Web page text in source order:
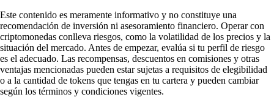
Este contenido es meramente informativo y no constituye una
recomendación de inversión ni asesoramiento financiero. Operar con
criptomonedas conlleva riesgos, como la volatilidad de los precios y la
situación del mercado. Antes de empezar, evalúa si tu perfil de riesgo
es el adecuado. Las recompensas, descuentos en comisiones y otras
ventajas mencionadas pueden estar sujetas a requisitos de elegibilidad
o a la cantidad de tokens que tengas en tu cartera y pueden cambiar
según los términos y condiciones vigentes.